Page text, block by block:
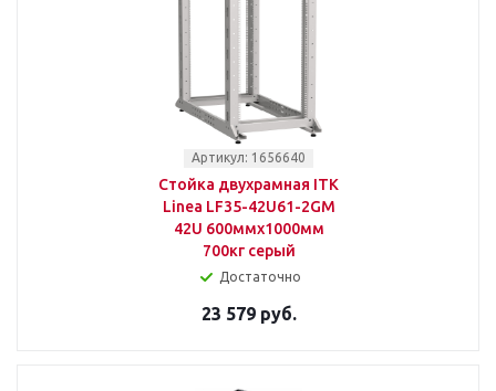
Артикул: 1656640
Стойка двухрамная ITK
Linea LF35-42U61-2GM
42U 600ммx1000мм
700кг серый
Достаточно
23 579 руб.